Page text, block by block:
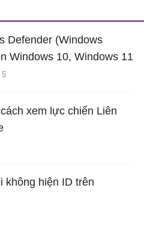
Defender (Windows
Windows 10, Windows 11
5
xem lực chiến Liên
không hiện ID trên